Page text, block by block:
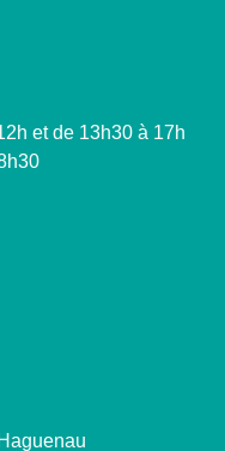
et de 13h30 à 17h